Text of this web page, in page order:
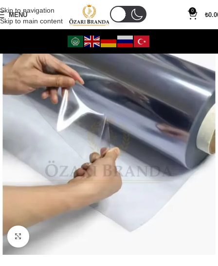
Skip to navigation
Skip to main content
MENÜ
0
₺
Büyütmek için tıklayın